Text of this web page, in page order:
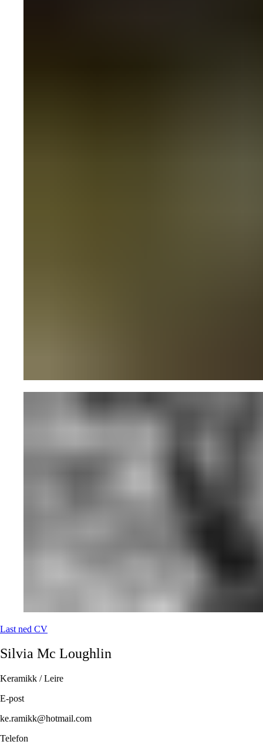
Last ned CV
Silvia Mc Loughlin
Keramikk / Leire
E-post
ke.ramikk@hotmail.com
Telefon